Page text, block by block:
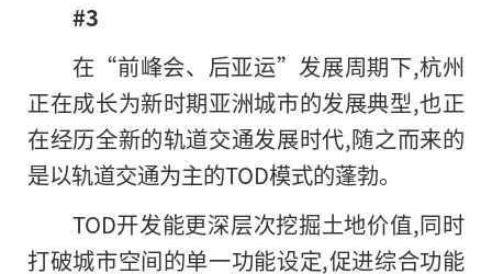
#3
在“前峰会、后亚运”发展周期下,杭州
正在成长为新时期亚洲城市的发展典型,也正
在经历全新的轨道交通发展时代,随之而来的
是以轨道交通为主的TOD模式的蓬勃。
TOD开发能更深层次挖掘土地价值,同时
打破城市空间的单一功能设定,促进综合功能